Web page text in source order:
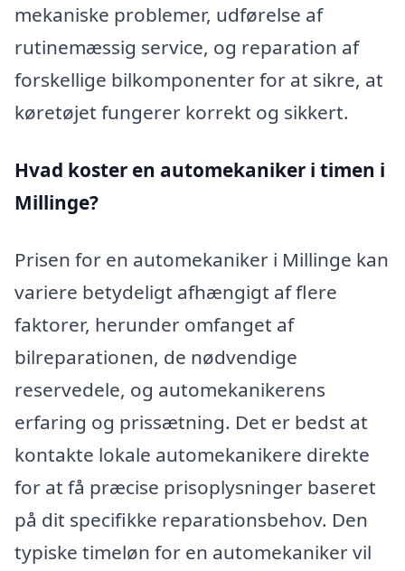
mekaniske problemer, udførelse af
rutinemæssig service, og reparation af
forskellige bilkomponenter for at sikre, at
køretøjet fungerer korrekt og sikkert.
Hvad koster en automekaniker i timen i
Millinge?
Prisen for en automekaniker i Millinge kan
variere betydeligt afhængigt af flere
faktorer, herunder omfanget af
bilreparationen, de nødvendige
reservedele, og automekanikerens
erfaring og prissætning. Det er bedst at
kontakte lokale automekanikere direkte
for at få præcise prisoplysninger baseret
på dit specifikke reparationsbehov. Den
typiske timeløn for en automekaniker vil